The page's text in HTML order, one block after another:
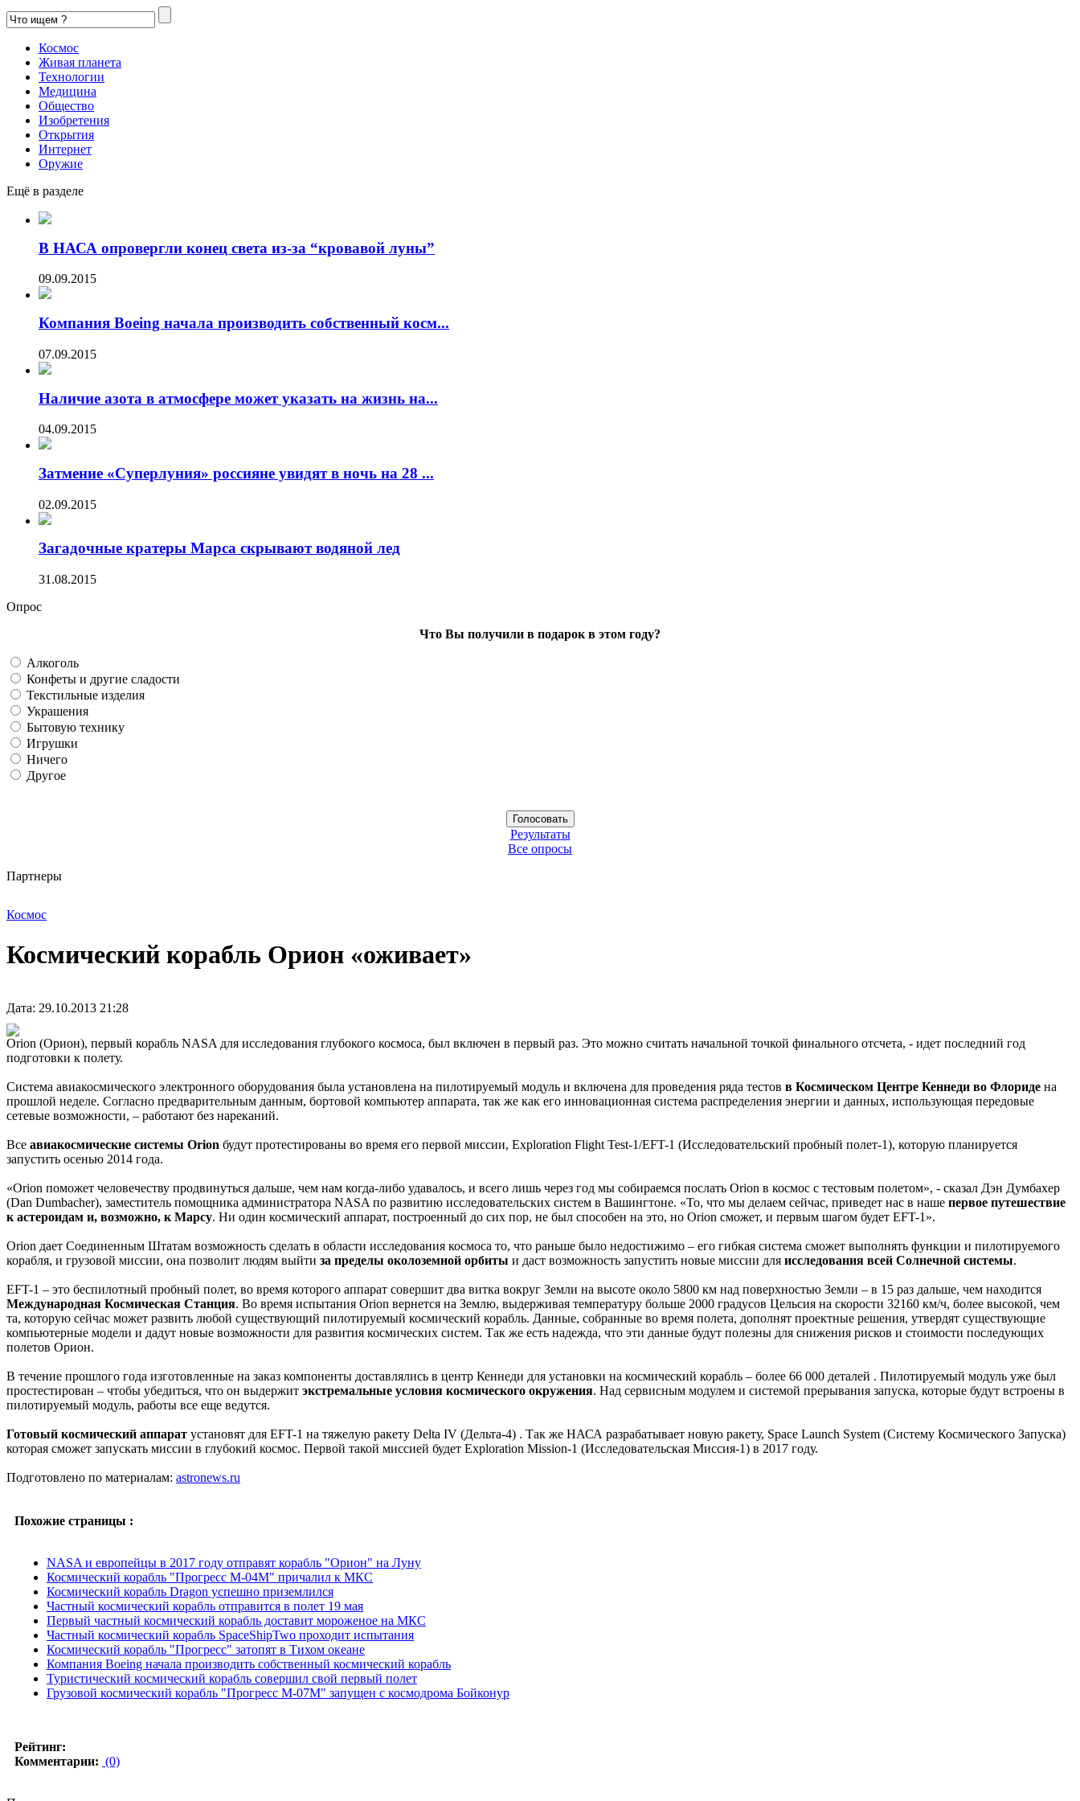
Космос
Живая планета
Технологии
Медицина
Общество
Изобретения
Открытия
Интернет
Оружие
Ещё в разделе
В НАСА опровергли конец света из-за “кровавой луны”
09.09.2015
Компания Boeing начала производить собственный косм...
07.09.2015
Наличие азота в атмосфере может указать на жизнь на...
04.09.2015
Затмение «Суперлуния» россияне увидят в ночь на 28 ...
02.09.2015
Загадочные кратеры Марса скрывают водяной лед
31.08.2015
Опрос
Что Вы получили в подарок в этом году?
Алкоголь
Конфеты и другие сладости
Текстильные изделия
Украшения
Бытовую технику
Игрушки
Ничего
Другое
Результаты
Все опросы
Партнеры
Космос
Космический корабль Орион «оживает»
Дата: 29.10.2013 21:28
Orion (Орион), первый корабль NASA для исследования глубокого космоса, был включен в первый раз. Это можно считать начальной точкой финального отсчета, - идет последний год
подготовки к полету.
Система авиакосмического электронного оборудования была установлена на пилотируемый модуль и включена для проведения ряда тестов в Космическом Центре Кеннеди во Флориде на
прошлой неделе. Согласно предварительным данным, бортовой компьютер аппарата, так же как его инновационная система распределения энергии и данных, использующая передовые
сетевые возможности, – работают без нареканий.
Все авиакосмические системы Orion будут протестированы во время его первой миссии, Exploration Flight Test-1/EFT-1 (Исследовательский пробный полет-1), которую планируется
запустить осенью 2014 года.
«Orion поможет человечеству продвинуться дальше, чем нам когда-либо удавалось, и всего лишь через год мы собираемся послать Orion в космос с тестовым полетом», - сказал Дэн Думбахер
(Dan Dumbacher), заместитель помощника администратора NASA по развитию исследовательских систем в Вашингтоне. «То, что мы делаем сейчас, приведет нас в наше первое путешествие
к астероидам и, возможно, к Марсу. Ни один космический аппарат, построенный до сих пор, не был способен на это, но Orion сможет, и первым шагом будет EFT-1».
Orion дает Соединенным Штатам возможность сделать в области исследования космоса то, что раньше было недостижимо – его гибкая система сможет выполнять функции и пилотируемого
корабля, и грузовой миссии, она позволит людям выйти за пределы околоземной орбиты и даст возможность запустить новые миссии для исследования всей Солнечной системы.
EFT-1 – это беспилотный пробный полет, во время которого аппарат совершит два витка вокруг Земли на высоте около 5800 км над поверхностью Земли – в 15 раз дальше, чем находится
Международная Космическая Станция. Во время испытания Orion вернется на Землю, выдерживая температуру больше 2000 градусов Цельсия на скорости 32160 км/ч, более высокой, чем
та, которую сейчас может развить любой существующий пилотируемый космический корабль. Данные, собранные во время полета, дополнят проектные решения, утвердят существующие
компьютерные модели и дадут новые возможности для развития космических систем. Так же есть надежда, что эти данные будут полезны для снижения рисков и стоимости последующих
полетов Орион.
В течение прошлого года изготовленные на заказ компоненты доставлялись в центр Кеннеди для установки на космический корабль – более 66 000 деталей . Пилотируемый модуль уже был
простестирован – чтобы убедиться, что он выдержит экстремальные условия космического окружения. Над сервисным модулем и системой прерывания запуска, которые будут встроены в
пилотируемый модуль, работы все еще ведутся.
Готовый космический аппарат установят для EFT-1 на тяжелую ракету Delta IV (Дельта-4) . Так же НАСА разрабатывает новую ракету, Space Launch System (Систему Космического Запуска)
которая сможет запускать миссии в глубокий космос. Первой такой миссией будет Exploration Mission-1 (Исследовательская Миссия-1) в 2017 году.
Подготовлено по материалам: astronews.ru
Похожие страницы :
NASA и европейцы в 2017 году отправят корабль "Орион" на Луну
Космический корабль "Прогресс М-04М" причалил к МКС
Космический корабль Dragon успешно приземлился
Частный космический корабль отправится в полет 19 мая
Первый частный космический корабль доставит мороженое на МКС
Частный космический корабль SpaceShipTwo проходит испытания
Космический корабль "Прогресс" затопят в Тихом океане
Компания Boeing начала производить собственный космический корабль
Туристический космический корабль совершил свой первый полет
Грузовой космический корабль "Прогресс М-07М" запущен с космодрома Бойконур
Рейтинг:
Комментарии: (0)